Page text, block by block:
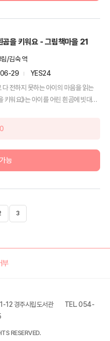
곰을 키워요 - 그림책마을 21
/김숙 역
29
YES24
다 전하지 못하는 아이의 마음을 읽는
키워요》는 아이를 어린 흰곰에 빗대어,
0
능
3
부
12 경주시립도서관
TEL. 054-
RESERVED.